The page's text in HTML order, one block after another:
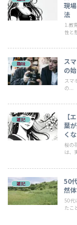
現
法
1.教
性と
趣味
ス
の
スマ
の...
雑記
【
葉
く
桜の
は、
雑記
50
然
50代
たこ